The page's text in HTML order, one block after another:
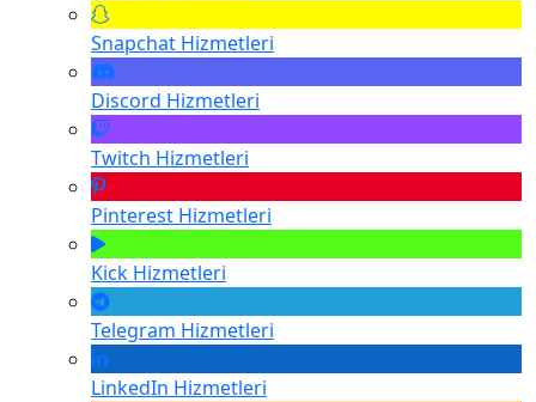
Snapchat Hizmetleri
Discord Hizmetleri
Twitch Hizmetleri
Pinterest Hizmetleri
Kick Hizmetleri
Telegram Hizmetleri
LinkedIn Hizmetleri